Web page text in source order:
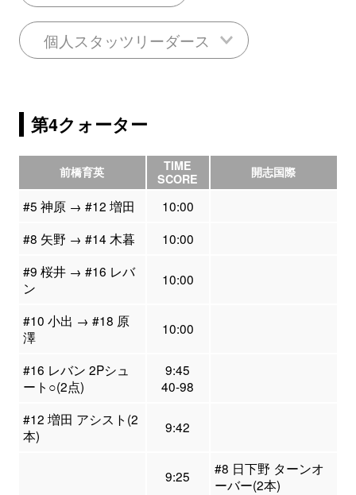
個人スタッツリーダース
第4クォーター
前橋育英
TIME
SCORE
開志国際
#5 神原 → #12 増田
10:00
#8 矢野 → #14 木暮
10:00
#9 桜井 → #16 レバ
ン
10:00
#10 小出 → #18 原
澤
10:00
#16 レバン 2Pシュ
ート○(2点)
9:45
40-98
#12 増田 アシスト(2
本)
9:42
9:25
#8 日下野 ターンオ
ーバー(2本)